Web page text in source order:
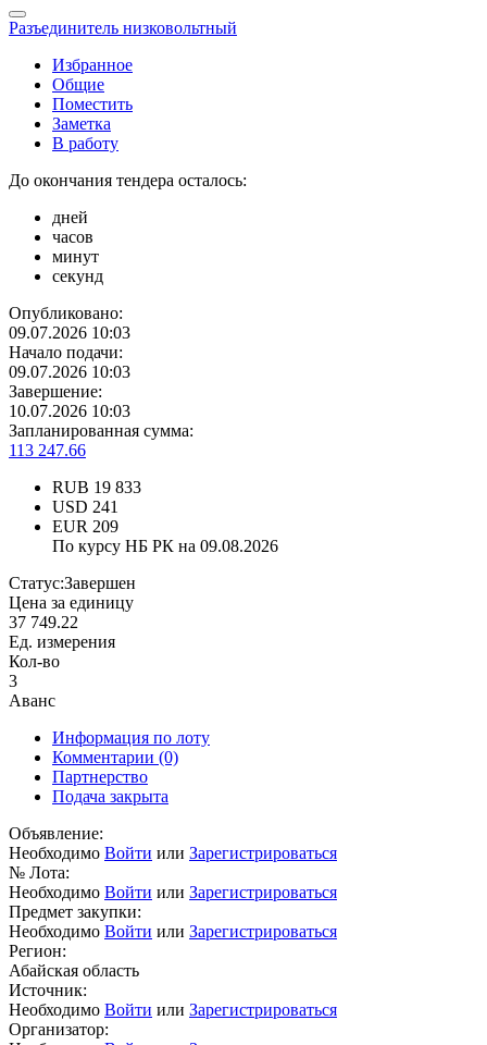
Разъединитель низковольтный
Избранное
Общие
Поместить
Заметка
В работу
До окончания тендера осталось:
дней
часов
минут
секунд
Опубликовано:
09.07.2026 10:03
Начало подачи:
09.07.2026 10:03
Завершение:
10.07.2026 10:03
Запланированная сумма:
113 247.66
RUB 19 833
USD 241
EUR 209
По курсу НБ РК на 09.08.2026
Статус:Завершен
Цена за единицу
37 749.22
Ед. измерения
Кол-во
3
Аванс
Информация по лоту
Комментарии (0)
Партнерство
Подача закрыта
Объявление:
Необходимо Войти или Зарегистрироваться
№ Лота:
Необходимо Войти или Зарегистрироваться
Предмет закупки:
Необходимо Войти или Зарегистрироваться
Регион:
Абайская область
Источник:
Необходимо Войти или Зарегистрироваться
Организатор: